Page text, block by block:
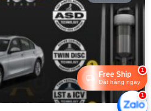
1
Free Ship
Đặt hàng ngay
1